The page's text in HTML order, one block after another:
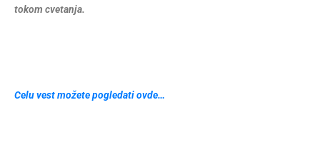
tokom cvetanja.
Celu vest možete pogledati ovde…